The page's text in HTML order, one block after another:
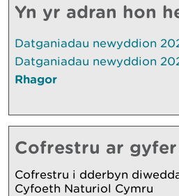
Yn yr adran hon
Datganiadau newyddion
Datganiadau newyddion
Rhagor
Cofrestru ar
Cofrestru i dderbyn
Cyfoeth Naturiol Cymru